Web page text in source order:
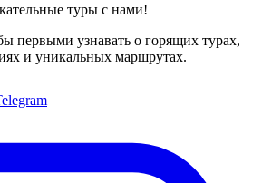
туры с нами!
первыми узнавать о горящих турах,
и уникальных маршрутах.